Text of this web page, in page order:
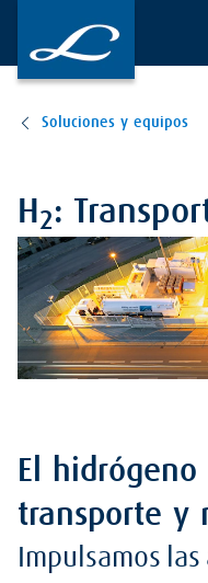
Soluciones y equipos
H 2:
El
transporte y
Impulsamos